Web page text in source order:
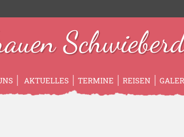
AKTUELLES TERMINE REISEN